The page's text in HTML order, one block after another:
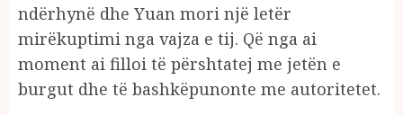
ndërhynë dhe Yuan mori një letër
mirëkuptimi nga vajza e tij. Që nga ai
moment ai filloi të përshtatej me jetën e
burgut dhe të bashkëpunonte me autoritetet.